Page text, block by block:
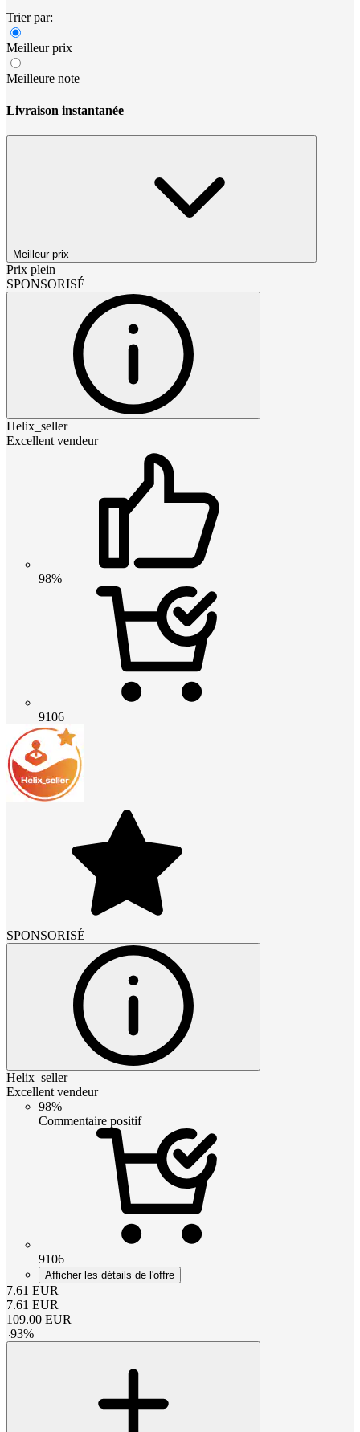
Trier par:
Meilleur prix
Meilleure note
Livraison instantanée
Meilleur prix
Prix plein
SPONSORISÉ
Helix_seller
Excellent vendeur
98%
9106
SPONSORISÉ
Helix_seller
Excellent vendeur
98%
Commentaire positif
9106
Afficher les détails de l'offre
7.61 EUR
7.61 EUR
109.00 EUR
-93%